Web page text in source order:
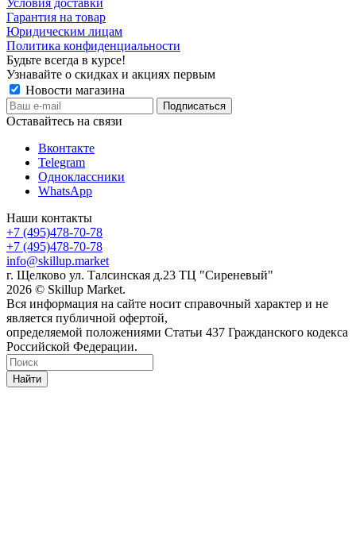
Условия доставки
Гарантия на товар
Юридическим лицам
Политика конфиденциальности
Будьте всегда в курсе!
Узнавайте о скидках и акциях первым
Новости магазина
Оставайтесь на связи
Вконтакте
Telegram
Одноклассники
WhatsApp
Наши контакты
+7 (495)478-70-78
+7 (495)478-70-78
info@skillup.market
г. Щелково ул. Талсинская д.23 ТЦ "Сиреневый"
2026 © Skillup Market.
Вся информация на сайте носит справочный характер и не
является публичной офертой,
определяемой положениями Статьи 437 Гражданского кодекса
Российской Федерации.
Найти